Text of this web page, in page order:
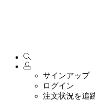
サインアップ
ログイン
注文状況を追